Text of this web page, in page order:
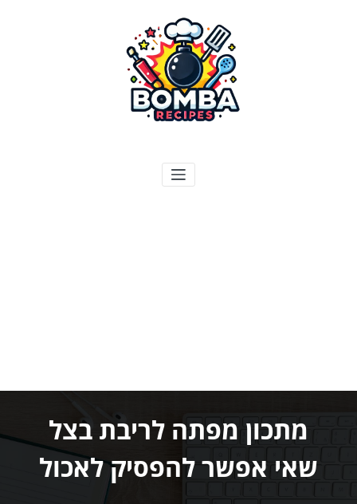
מתכון מפתה לריבת בצל
שאי אפשר להפסיק לאכול